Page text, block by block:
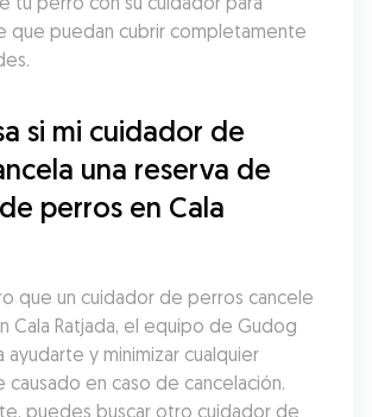
que puedan cubrir completamente
si mi cuidador de
una reserva de
perros en Cala
que un cuidador de perros cancele
Cala Ratjada, el equipo de Gudog
ayudarte y minimizar cualquier
causado en caso de cancelación.
puedes buscar otro cuidador de